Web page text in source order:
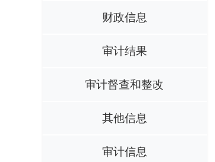
财政信息
审计结果
审计督查和整改
其他信息
审计信息